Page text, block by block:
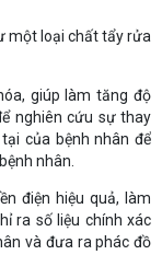
một loại chất tẩy rửa
giúp làm tăng độ
nghiên cứu sự thay
của bệnh nhân để
nhân.
điện hiệu quả, làm
ra số liệu chính xác
và đưa ra phác đồ